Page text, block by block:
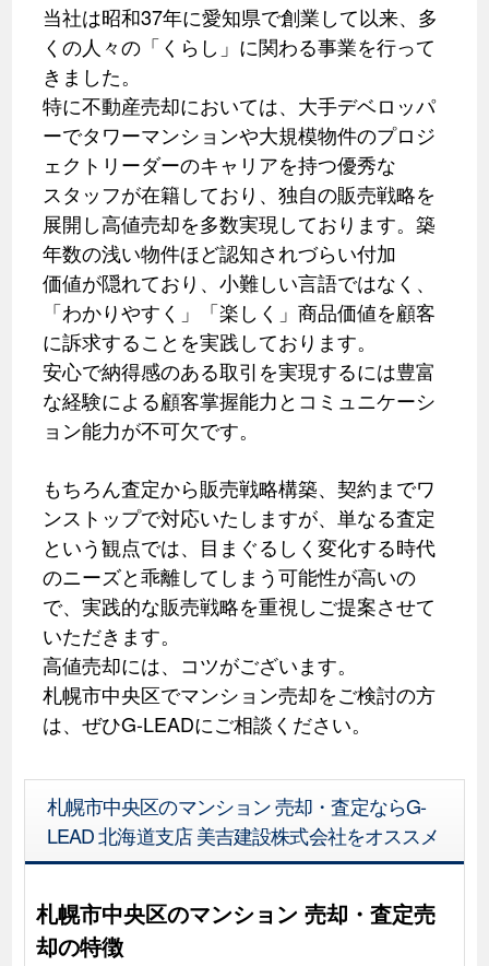
当社は昭和37年に愛知県で創業して以来、多
くの人々の「くらし」に関わる事業を行って
きました。
特に不動産売却においては、大手デベロッパ
ーでタワーマンションや大規模物件のプロジ
ェクトリーダーのキャリアを持つ優秀な
スタッフが在籍しており、独自の販売戦略を
展開し高値売却を多数実現しております。築
年数の浅い物件ほど認知されづらい付加
価値が隠れており、小難しい言語ではなく、
「わかりやすく」「楽しく」商品価値を顧客
に訴求することを実践しております。
安心で納得感のある取引を実現するには豊富
な経験による顧客掌握能力とコミュニケーシ
ョン能力が不可欠です。
もちろん査定から販売戦略構築、契約までワ
ンストップで対応いたしますが、単なる査定
という観点では、目まぐるしく変化する時代
のニーズと乖離してしまう可能性が高いの
で、実践的な販売戦略を重視しご提案させて
いただきます。
高値売却には、コツがございます。
札幌市中央区でマンション売却をご検討の方
は、ぜひG-LEADにご相談ください。
札幌市中央区のマンション 売却・査定ならG-
LEAD 北海道支店 美吉建設株式会社をオススメ
札幌市中央区のマンション 売却・査定売
却の特徴